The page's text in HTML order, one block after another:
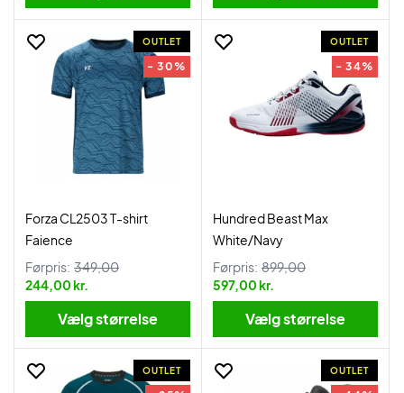
OUTLET
- 30%
Forza CL2503 T-shirt
Faience
Førpris: 349,00
244,00 kr.
Vælg størrelse
OUTLET
- 34%
Hundred Beast Max
White/Navy
Førpris: 899,00
597,00 kr.
Vælg størrelse
OUTLET OUTLET